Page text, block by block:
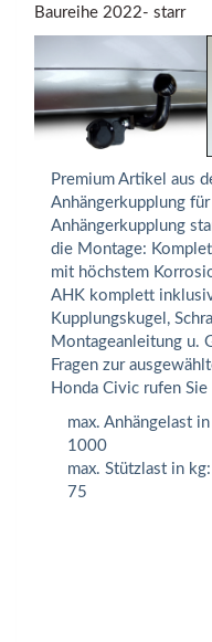
Baureihe 2022- starr
Premium Artikel aus
Anhängerkupplung
Anhängerkupplung
die Montage:
mit höchstem
AHK komplett
Kupplungskugel,
Montageanleitung u.
Fragen zur
Honda Civic rufen Sie
max. Anhängelast
1000
max. Stützlast in kg:
75